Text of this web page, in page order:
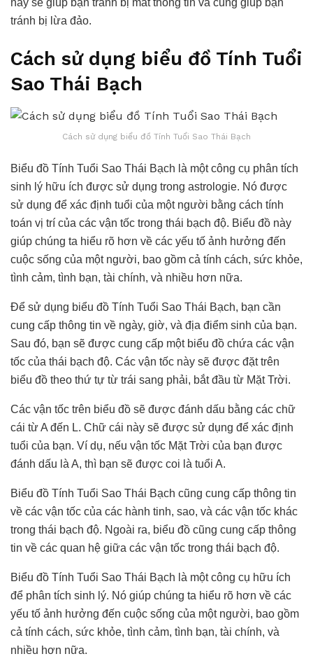
này sẽ giúp bạn tránh bị mất thông tin và cũng giúp bạn
tránh bị lừa đảo.
Cách sử dụng biểu đồ Tính Tuổi
Sao Thái Bạch
Cách sử dụng biểu đồ Tính Tuổi Sao Thái Bạch
Biểu đồ Tính Tuổi Sao Thái Bạch là một công cụ phân tích
sinh lý hữu ích được sử dụng trong astrologie. Nó được
sử dụng để xác định tuổi của một người bằng cách tính
toán vị trí của các vận tốc trong thái bạch độ. Biểu đồ này
giúp chúng ta hiểu rõ hơn về các yếu tố ảnh hưởng đến
cuộc sống của một người, bao gồm cả tính cách, sức khỏe,
tình cảm, tình bạn, tài chính, và nhiều hơn nữa.
Để sử dụng biểu đồ Tính Tuổi Sao Thái Bạch, bạn cần
cung cấp thông tin về ngày, giờ, và địa điểm sinh của bạn.
Sau đó, bạn sẽ được cung cấp một biểu đồ chứa các vận
tốc của thái bạch độ. Các vận tốc này sẽ được đặt trên
biểu đồ theo thứ tự từ trái sang phải, bắt đầu từ Mặt Trời.
Các vận tốc trên biểu đồ sẽ được đánh dấu bằng các chữ
cái từ A đến L. Chữ cái này sẽ được sử dụng để xác định
tuổi của bạn. Ví dụ, nếu vận tốc Mặt Trời của bạn được
đánh dấu là A, thì bạn sẽ được coi là tuổi A.
Biểu đồ Tính Tuổi Sao Thái Bạch cũng cung cấp thông tin
về các vận tốc của các hành tinh, sao, và các vận tốc khác
trong thái bạch độ. Ngoài ra, biểu đồ cũng cung cấp thông
tin về các quan hệ giữa các vận tốc trong thái bạch độ.
Biểu đồ Tính Tuổi Sao Thái Bạch là một công cụ hữu ích
để phân tích sinh lý. Nó giúp chúng ta hiểu rõ hơn về các
yếu tố ảnh hưởng đến cuộc sống của một người, bao gồm
cả tính cách, sức khỏe, tình cảm, tình bạn, tài chính, và
nhiều hơn nữa.